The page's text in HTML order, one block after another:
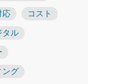
応 コスト
タル
ング